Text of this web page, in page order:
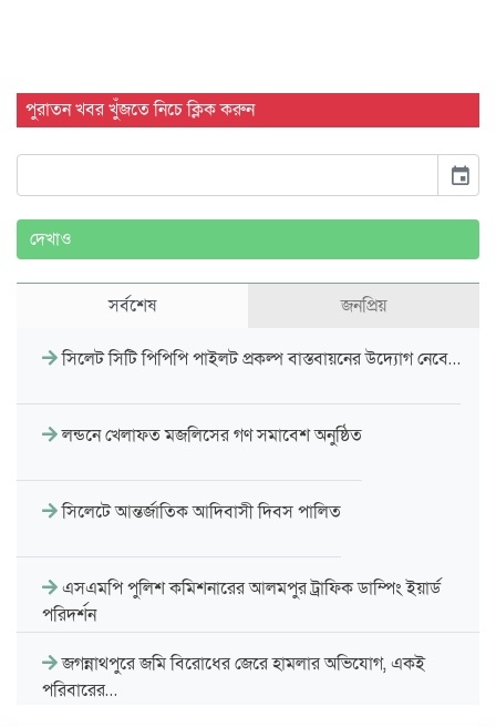
পুরাতন খবর খুঁজতে নিচে ক্লিক করুন
event
দেখাও
সর্বশেষ জনপ্রিয়
সিলেট সিটি পিপিপি পাইলট প্রকল্প বাস্তবায়নের উদ্যোগ নেবে…
লন্ডনে খেলাফত মজলিসের গণ সমাবেশ অনুষ্ঠিত
সিলেটে আন্তর্জাতিক আদিবাসী দিবস পালিত
এসএমপি পুলিশ কমিশনারের আলমপুর ট্রাফিক ডাম্পিং ইয়ার্ড
পরিদর্শন
জগন্নাথপুরে জমি বিরোধের জেরে হামলার অভিযোগ, একই
পরিবারের…